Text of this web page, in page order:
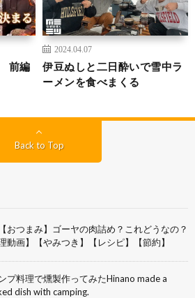
前編
2024.04.07
伊豆ぬしと二日酔いで雪中ラ
ーメンを食べまくる
Back to Top
おつまみ】ゴーヤの肉詰め？これどうなの？
理動画】【やみつき】【レシピ】【節約】
プ料理で燻製作ってみたHinano made a
dish with camping.